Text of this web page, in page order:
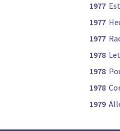
1977
1977
1977
1978
1978
1978
1979